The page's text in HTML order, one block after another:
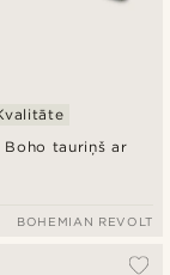
Boho tauriņš ar
BOHEMIAN REVOLT